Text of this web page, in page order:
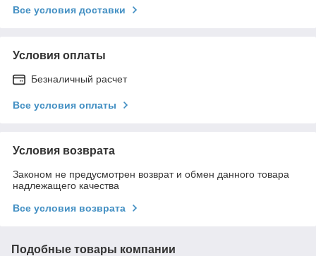
Все условия доставки
Условия оплаты
Безналичный расчет
Все условия оплаты
Условия возврата
Законом не предусмотрен возврат и обмен данного товара
надлежащего качества
Все условия возврата
Подобные товары компании